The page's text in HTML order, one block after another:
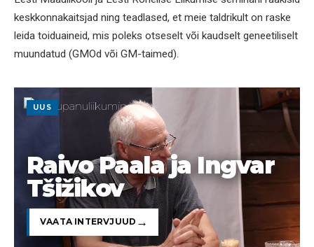
keskkonnakaitsjad ning teadlased, et meie taldrikult on raske
leida toiduaineid, mis poleks otseselt või kaudselt geneetiliselt
muundatud (GMOd või GM-taimed).
UUS
Raivo Paala ja Ingvar
Tšižikov
VAATA INTERVJUUD